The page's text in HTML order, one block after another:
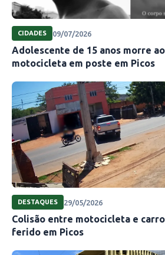
CIDADES 09/07/2026
Adolescente de 15 anos morre
motocicleta em poste em Picos
DESTAQUES 29/05/2026
Colisão entre motocicleta e
ferido em Picos